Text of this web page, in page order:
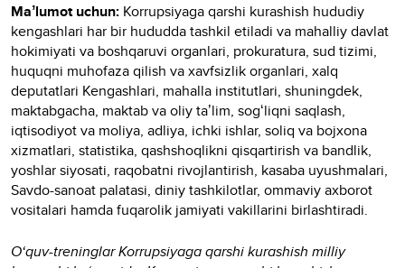
Maʼlumot uchun: Korrupsiyaga qarshi kurashish hududiy
kengashlari har bir hududda tashkil etiladi va mahalliy davlat
hokimiyati va boshqaruvi organlari, prokuratura, sud tizimi,
huquqni muhofaza qilish va xavfsizlik organlari, xalq
deputatlari Kengashlari, mahalla institutlari, shuningdek,
maktabgacha, maktab va oliy taʼlim, sogʻliqni saqlash,
iqtisodiyot va moliya, adliya, ichki ishlar, soliq va bojxona
xizmatlari, statistika, qashshoqlikni qisqartirish va bandlik,
yoshlar siyosati, raqobatni rivojlantirish, kasaba uyushmalari,
Savdo-sanoat palatasi, diniy tashkilotlar, ommaviy axborot
vositalari hamda fuqarolik jamiyati vakillarini birlashtiradi.
O‘quv-treninglar Korrupsiyaga qarshi kurashish milliy